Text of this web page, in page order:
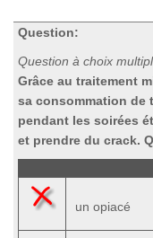
Question:
Question à choix
Grâce au traitement
sa consommation de
pendant les soirées
et prendre du crack.
un opiacé